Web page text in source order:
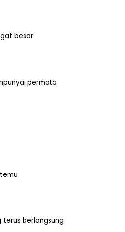
besar
permata
terus berlangsung